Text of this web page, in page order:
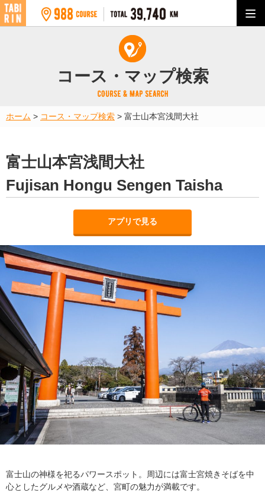
コース・マップ検索
ホーム > コース・マップ検索 > 富士山本宮浅間大社
富士山本宮浅間大社
Fujisan Hongu Sengen Taisha
アプリで見る
富士山の神様を祀るパワースポット。周辺には富士宮焼きそばを中
心としたグルメや酒蔵など、宮町の魅力が満載です。